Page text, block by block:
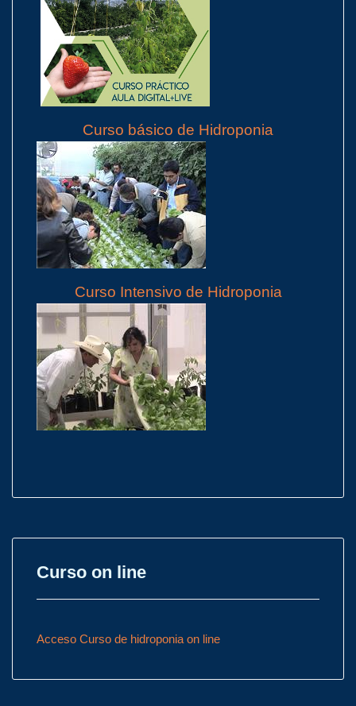
Curso básico de Hidroponia
Curso Intensivo de Hidroponia
Curso on line
Acceso Curso de hidroponia on line